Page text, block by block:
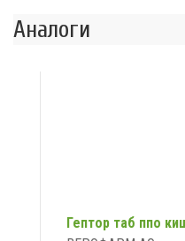
Аналоги
Гептор таб ппо